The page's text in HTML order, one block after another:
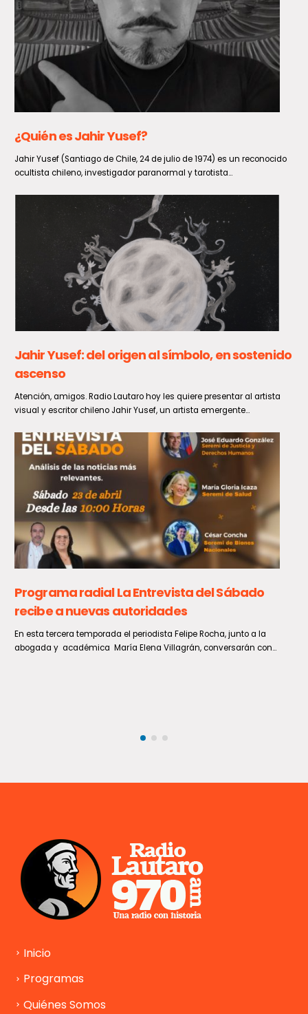
La inflación de julio se ubica en 0,1% y sitúa la
variación interanual en un 3,5%
Durante julio de 2026, la inflación medida a través del Índice de
Senado descarta frenar la Ley Karin y aboga
por ajustar su reglamento
La titular de la Cámara Alta, Paulina Núñez, desestimó de manera
Crisis hídrica en Chile persiste a pesar de
incremento en las reservas de embalses
En poco más de un mes, el agua almacenada en los 25 embalses
Inicio
Programas
Quiénes Somos